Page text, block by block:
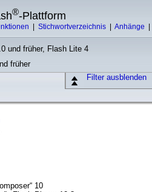
®-Plattform
Stichwortverzeichnis Anhänge
und früher, Flash Lite 4
früher
Filter ausblenden
10